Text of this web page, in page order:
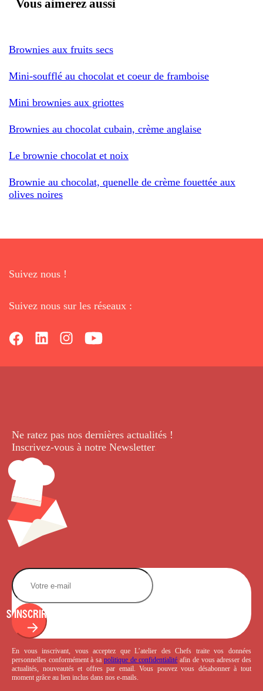
Vous aimerez aussi
Brownies aux fruits secs
Mini-soufflé au chocolat et coeur de framboise
Mini brownies aux griottes
Brownies au chocolat cubain, crème anglaise
Le brownie chocolat et noix
Brownie au chocolat, quenelle de crème fouettée aux
olives noires
Suivez nous !
Suivez nous sur les réseaux :
Ne ratez pas nos dernières actualités !
Inscrivez-vous à notre Newsletter.
S'INSCRIRE
En vous inscrivant, vous acceptez que L’atelier des Chefs traite vos données
personnelles conformément à sa politique de confidentialité afin de vous adresser des
actualités, nouveautés et offres par email. Vous pouvez vous désabonner à tout
moment grâce au lien inclus dans nos e-mails.